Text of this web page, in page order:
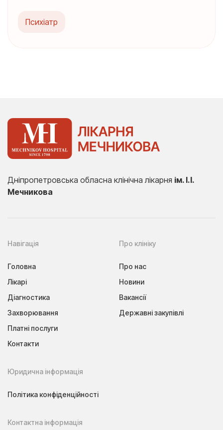
Психіатр
Дніпропетровська обласна клінічна лікарня ім. І.І.
Мечникова
Навігація
Головна
Лікарі
Діагностика
Захворювання
Платні послуги
Контакти
Про клініку
Про нас
Новини
Вакансії
Державні закупівлі
Юридична інформація
Політика конфіденційності
Контактна інформація